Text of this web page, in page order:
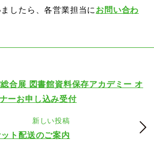
したら、各営業担当に お問い合わ
合展 図書館資料保存アカデミー オ
ーお申し込み受付
新しい投稿
ト配送のご案内